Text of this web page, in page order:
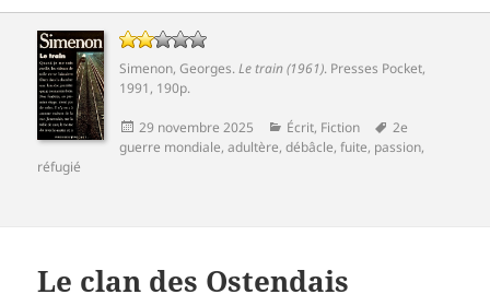
Simenon, Georges.Le train (1961). Presses Pocket,
1991, 190p.
Publié
le
29 novembre 2025 Catégories
Écrit, Fiction
Mots-
clés
2e
guerre mondiale,adultère,débâcle,fuite, passion,
réfugié
Le clan des Ostendais